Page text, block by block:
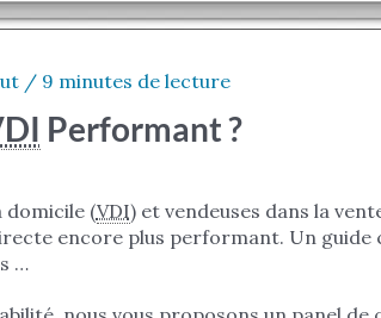
/ 9 minutes de lecture
Performant ?
domicile (VDI) et vendeuses dans la
encore plus performant. Un
…